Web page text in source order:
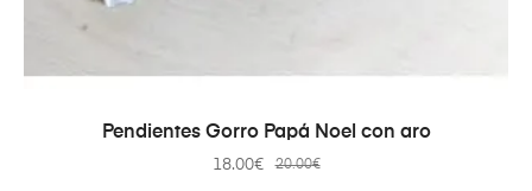
AÑADIR AL CARRITO
Pendientes Gorro Papá Noel con aro
20.00€
18.00€